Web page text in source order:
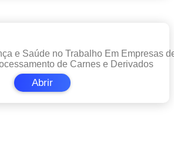
e Saúde no Trabalho Em Empresas
de Carnes e Derivados
Abrir